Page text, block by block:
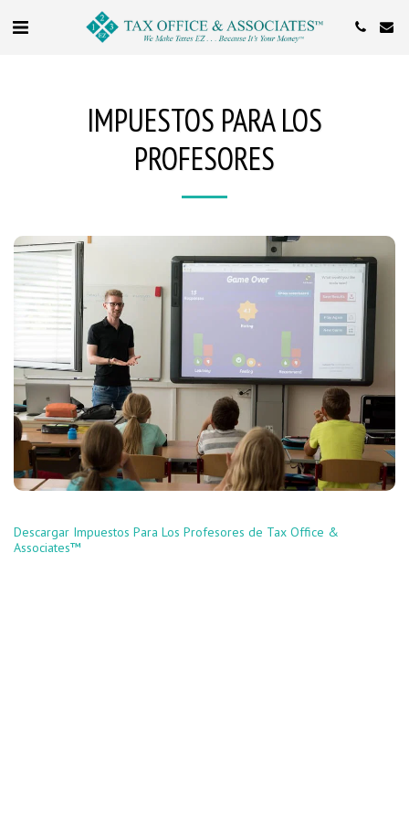
IMPUESTOS PARA LOS
PROFESORES
Descargar Impuestos Para Los Profesores de Tax Office &
Associates™